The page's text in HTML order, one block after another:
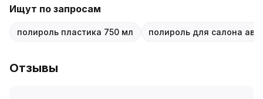
Ищут по запросам
полироль пластика 750 мл полироль для салона
Отзывы